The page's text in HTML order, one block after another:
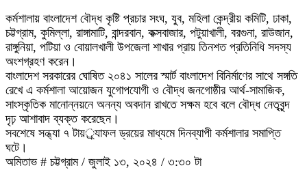
কর্মশালায় বাংলাদেশ বৌদ্ধ কৃষ্টি প্রচার সংঘ, যুব, মহিলা কেন্দ্রীয় কমিটি, ঢাকা,
চট্টগ্রাম, কুমিল্লা, রাঙ্গামাটি, বান্দরবান, কক্সবাজার, পটুয়াখালী, বরগুনা, রাউজান,
রাঙ্গুনিয়া, পটিয়া ও বোয়ালখালী উপজেলা শাখার প্রায় তিনশত প্রতিনিধি সদস্য
অংশগ্রহণ করেন।
বাংলাদেশ সরকারের ঘোষিত ২০৪১ সালের স্মার্ট বাংলাদেশ বিনির্মাণের সাথে সঙ্গতি
রেখে এ কর্মশালা আয়োজন যুগোপযোগী ও বৌদ্ধ জনগোষ্ঠীর আর্থ-সামাজিক,
সাংস্কৃতিক মানোন্নয়নে অনন্য অবদান রাখতে সক্ষম হবে বলে বৌদ্ধ নেতৃবৃন্দ
দৃঢ় আশাবাদ ব্যক্ত করেছেন।
সবশেষে সন্ধ্যা ৭ টায়র্্যাফল ড্রয়ের মাধ্যমে দিনব্যাপী কর্মশালার সমাপ্তি
ঘটে।
অমিতাভ # চট্টগ্রাম / জুলাই ১৩, ২০২৪ / ৩:৩০ টা